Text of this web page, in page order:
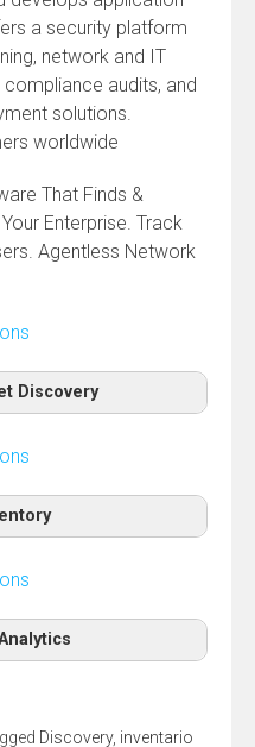
a security platform
network and IT
audits, and
solutions.
worldwide
That Finds &
Enterprise. Track
Agentless Network
Discovery
Discovery, inventario